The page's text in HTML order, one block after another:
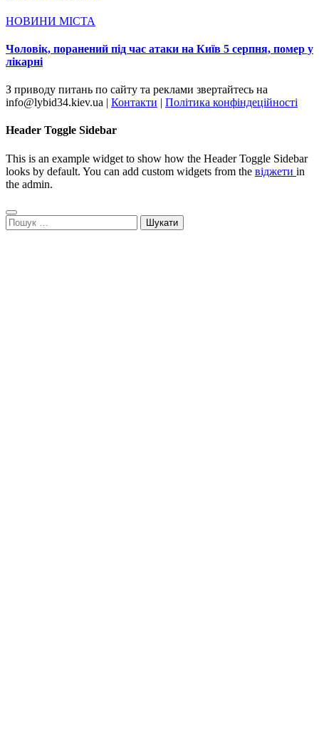
НОВИНИ МІСТА
Чоловік, поранений під час атаки на Київ 5 серпня, помер у
лікарні
З приводу питань по сайту та реклами звертайтесь на
info@lybid34.kiev.ua | Контакти | Політика конфіндеційності
Header Toggle Sidebar
This is an example widget to show how the Header Toggle Sidebar
looks by default. You can add custom widgets from the віджети in
the admin.
Пошук: